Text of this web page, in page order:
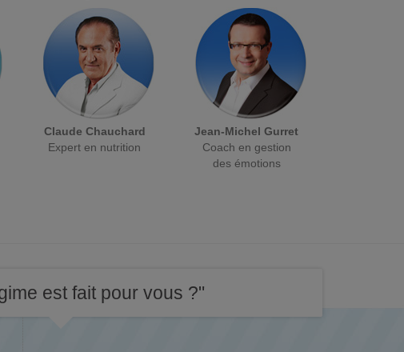
Claude Chauchard
Expert en nutrition
Jean-Michel Gurret
Coach en gestion
des émotions
est fait pour vous ?"